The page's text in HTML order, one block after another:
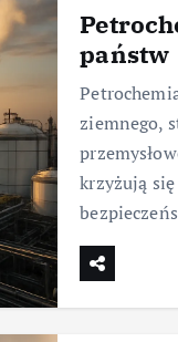
państw
ziemnego,
krzyżują